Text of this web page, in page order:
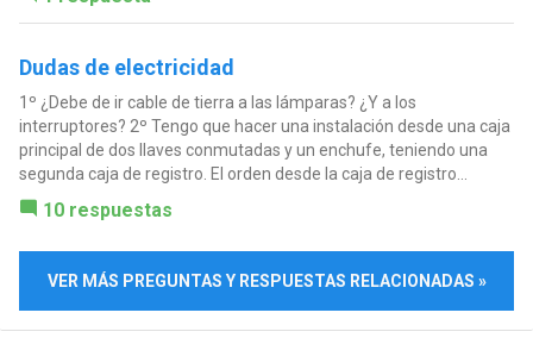
Dudas de electricidad
1º ¿Debe de ir cable de tierra a las lámparas? ¿Y a los
interruptores? 2º Tengo que hacer una instalación desde una caja
principal de dos llaves conmutadas y un enchufe, teniendo una
segunda caja de registro. El orden desde la caja de registro...
10 respuestas
VER MÁS PREGUNTAS Y RESPUESTAS RELACIONADAS »